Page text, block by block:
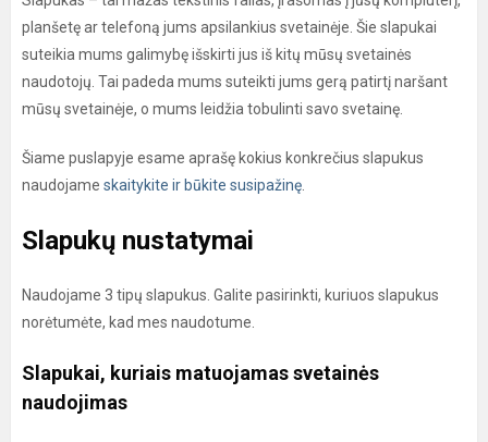
planšetę ar telefoną jums apsilankius svetainėje. Šie slapukai
suteikia mums galimybę išskirti jus iš kitų mūsų svetainės
naudotojų. Tai padeda mums suteikti jums gerą patirtį naršant
mūsų svetainėje, o mums leidžia tobulinti savo svetainę.
Šiame puslapyje esame aprašę kokius konkrečius slapukus
naudojame skaitykite ir būkite susipažinę
Slapukų nustatymai
Naudojame 3 tipų slapukus. Galite pasirinkti, kuriuos slapukus
norėtumėte, kad mes naudotume.
Slapukai, kuriais matuojamas svetainės
naudojimas